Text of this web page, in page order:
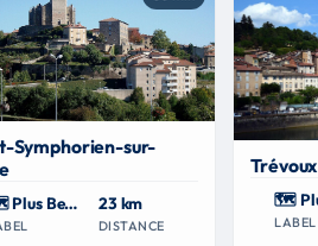
Symphorien-sur-
🗺 Plus Beaux Détours de France 23 km
DISTANCE
Trévoux
LABEL